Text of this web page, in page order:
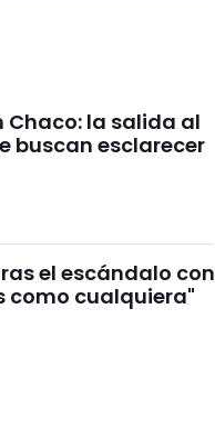
Chaco: la salida al
buscan esclarecer
el escándalo con
como cualquiera"